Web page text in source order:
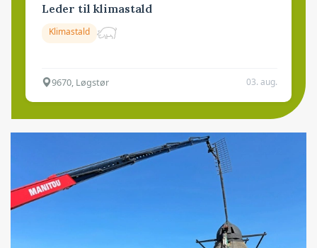
Leder til klimastald
Klimastald
9670, Løgstør 03. aug.